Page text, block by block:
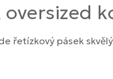
řetízkový pásek